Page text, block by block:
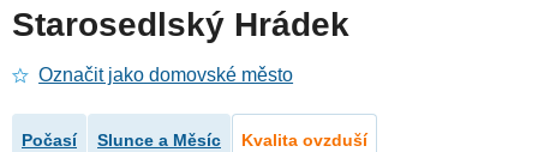
Starosedlský Hrádek
Označit jako domovské město
Počasí Slunce a Měsíc Kvalita ovzduší